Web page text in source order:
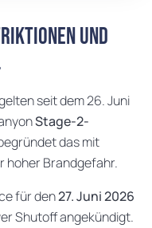
und
seit dem 26. Juni
Stage-2-
das mit
hoher Brandgefahr.
für den27. Juni 2026
Shutoff angekündigt.